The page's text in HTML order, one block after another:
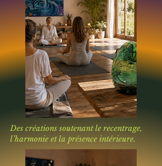
Des créations soutenant le recentrage,
l’harmonie et la présence intérieure.